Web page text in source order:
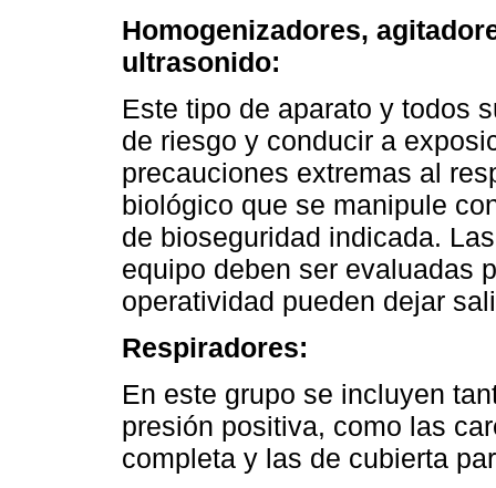
Homogenizadores,
ultrasonido:
Este tipo de aparato y todos
de riesgo y conducir a
precauciones extremas al
biológico que se manipule
de bioseguridad indicada.
equipo deben ser evaluadas
operatividad pueden dejar
Respiradores:
En este grupo se incluyen
presión positiva, como las
completa y las de cubierta